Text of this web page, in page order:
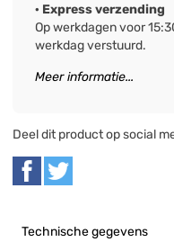
· Express verzending
Op werkdagen voor
werkdag verstuurd.
Meer informatie...
Deel dit product op social
Technische gegevens